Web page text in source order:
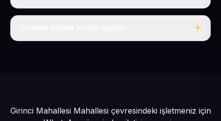
Tek fiyat: yılda 50 USD + KDV, her şey dahil.
Girinci Mahallesi Mahallesi çevresindeki işletmeniz için